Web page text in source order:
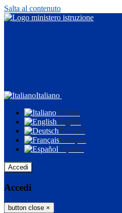
Salta al contenuto
Italiano
Italiano
English
Deutsch
Français
Español
Accedi
Accedi
button close ×